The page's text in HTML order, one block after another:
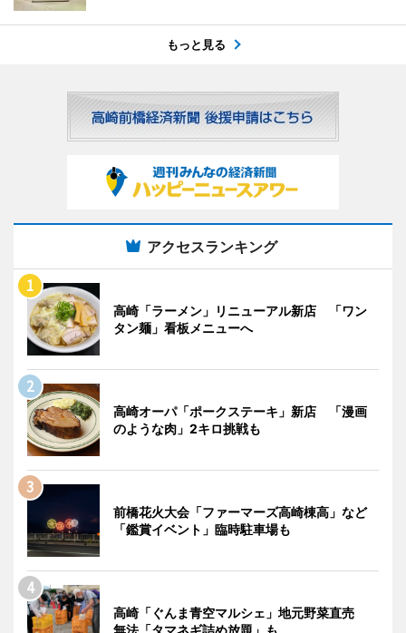
もっと見る
アクセスランキング
高崎「ラーメン」リニューアル新店 「ワン
タン麺」看板メニューへ
高崎オーパ「ポークステーキ」新店 「漫画
のような肉」2キロ挑戦も
前橋花火大会「ファーマーズ高崎棟高」など
「鑑賞イベント」臨時駐車場も
高崎「ぐんま青空マルシェ」地元野菜直売
無法「タマネギ詰め放題」も